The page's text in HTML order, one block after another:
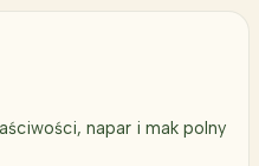
napar i mak polny